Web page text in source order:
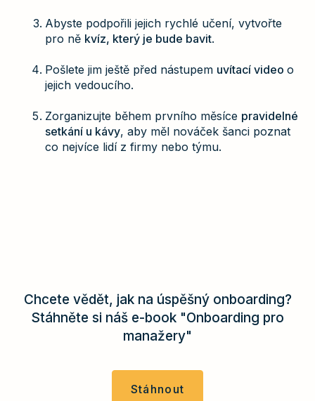
Abyste podpořili jejich rychlé učení, vytvořte
pro ně kvíz, který je bude bavit.
Pošlete jim ještě před nástupem uvítací video o
jejich vedoucího.
Zorganizujte během prvního měsíce pravidelné
setkání u kávy, aby měl nováček šanci poznat
co nejvíce lidí z firmy nebo týmu.
Chcete vědět, jak na úspěšný onboarding?
Stáhněte si náš e-book "Onboarding pro
manažery"
Stáhnout